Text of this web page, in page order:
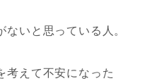
いと思っている人。
考えて不安になった